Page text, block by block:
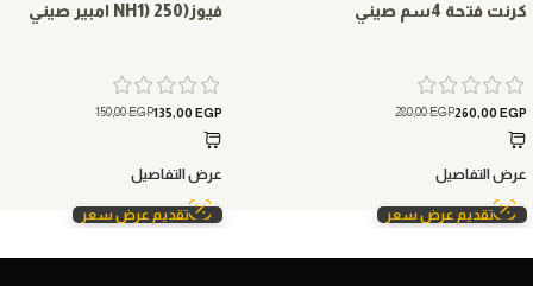
كرنت فتحة 4سم صيني
280,00EGP260,00 EGP
عرض التفاصيل
تقديم عرض سعر
فيوز(NH1) 250 امبير صيني
150,00EGP135,00 EGP
عرض التفاصيل
تقديم عرض سعر